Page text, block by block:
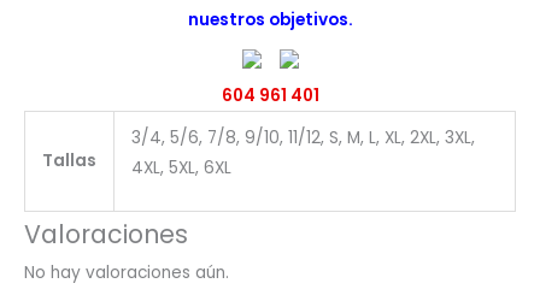
nuestros objetivos.
604 961 401
Tallas
3/4, 5/6, 7/8, 9/10, 11/12, S, M, L, XL, 2XL, 3XL,
4XL, 5XL, 6XL
Valoraciones
No hay valoraciones aún.